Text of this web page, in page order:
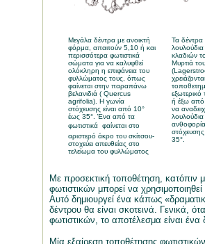
Μεγάλα δέντρα με ανοικτή
φόρμα, απαιτούν 5,10 ή και
περισσότερα φωτιστικά
σώματα για να καλυφθεί
ολόκληρη η επιφάνεια του
φυλλώματος τους, όπως
φαίνεται στην παραπάνω
βελανιδιά ( Quercus
agrifolia). Η γωνία
στόχευσης είναι από 10°
έως 35°. Ένα από τα
φωτιστικά  φαίνεται στο
αριστερό άκρο του σκίτσου-
στοχεύει απευθείας στο
τελείωμα του φυλλώματος
Τα δέντρα
κλαδιών
Μυρτιά
(
ή έξω από
να
στόχευσης
35°.
Με προσεκτική τοποθέτηση, κατόπιν
φωτιστικών μπορεί να
Αυτό δημιουργεί ένα κάπως
δέντρου θα είναι σκοτεινά. Γενικά,
φωτιστικών, το αποτέλεσμα είναι
Μία εξαίρεση τοποθέτησης